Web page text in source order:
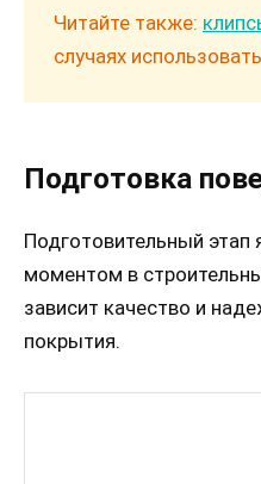
Читайте также:
случаях
Подготовка
Подготовительный
моментом в
зависит качество и
покрытия.